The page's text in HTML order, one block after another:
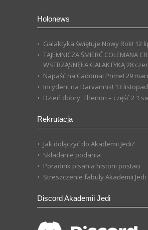
Holonews
Galaktyka świętuje Nowy Rok! 12
TAJEMNICZA ŚMIERĆ COLEMANA
WSTRZĄSNĘŁA GALAKTYKĄ28
Napaść na Cadomai Prime! 29
Incydent na Darvannis! 13
Dzień dobry, Thenon – część 2 1
Rekrutacja
Jak dołączyć do Akademii Jedi?
Składanie podania
Poradnik pisania historii postaci
Streszczenie fabuły Akademii Jedi
Discord Akademii Jedi